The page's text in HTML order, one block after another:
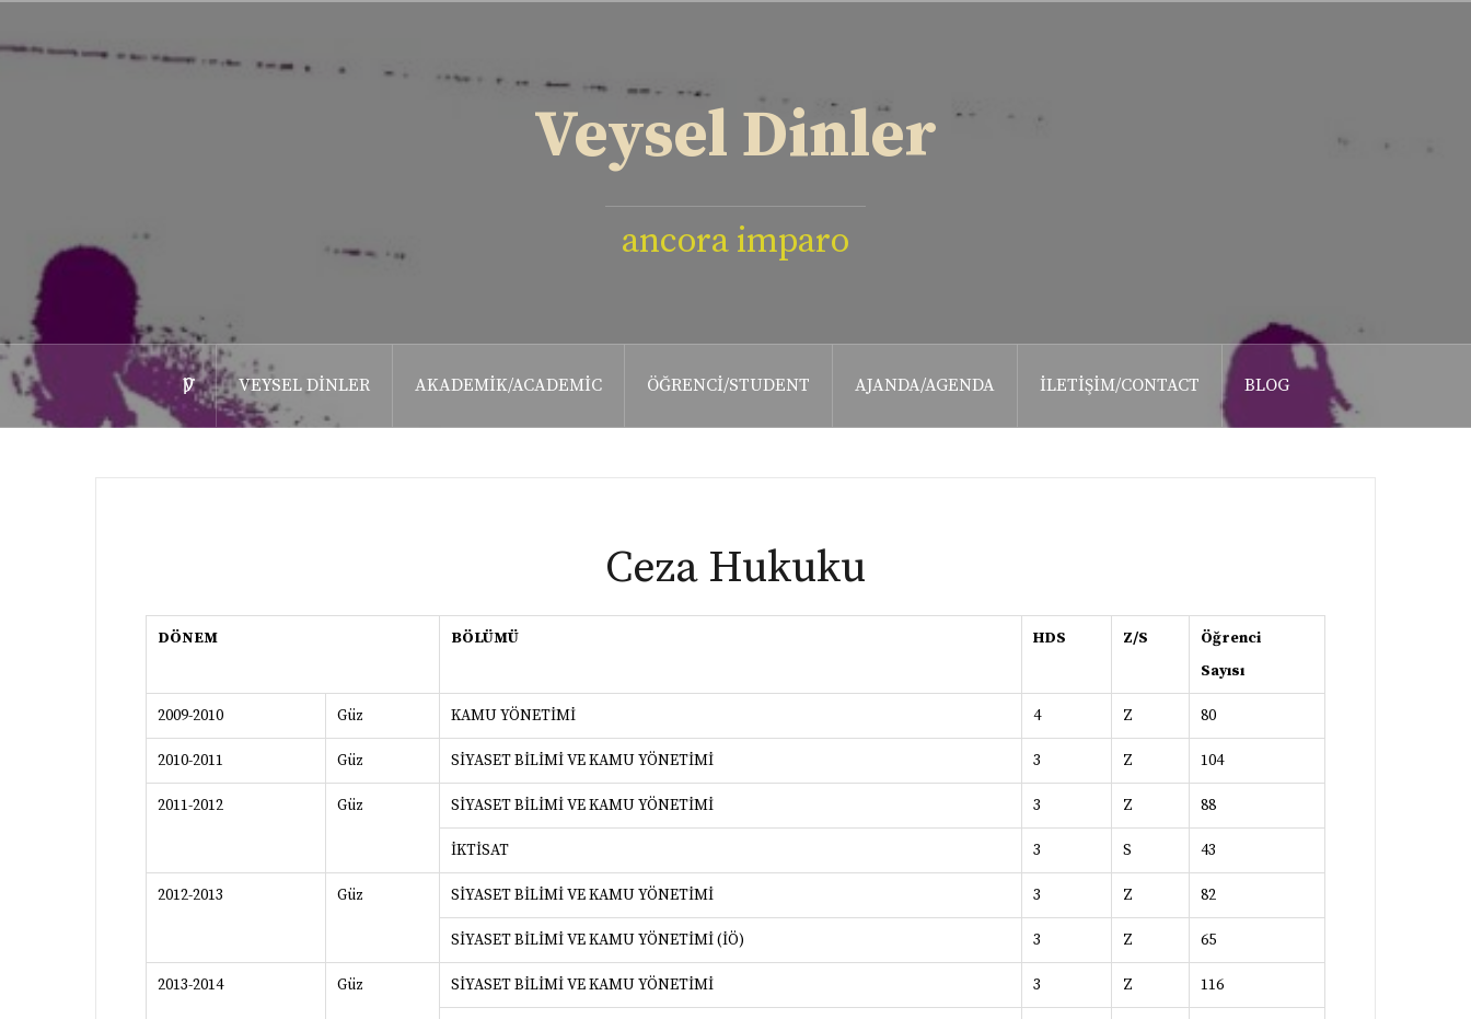
Veysel Dinler
ancora imparo
ѴǷ VEYSEL DINLER AKADEMIK/ACADEMIC ÖĞRENCI/STUDENT AJANDA/AGENDA İLETIŞIM/CONTACT BLOG
Ceza Hukuku
DÖNEM BÖLÜMÜ HDS Z/S
Öğrenci
Sayısı
2009-2010 Güz KAMU YÖNETİMİ 4 Z 80
2010-2011 Güz SİYASET BİLİMİ VE KAMU YÖNETİMİ 3 Z 104
2011-2012 Güz SİYASET BİLİMİ VE KAMU YÖNETİMİ 3 Z 88
İKTİSAT 3 S 43
2012-2013 Güz SİYASET BİLİMİ VE KAMU YÖNETİMİ 3 Z 82
SİYASET BİLİMİ VE KAMU YÖNETİMİ (İÖ) 3 Z 65
2013-2014 Güz SİYASET BİLİMİ VE KAMU YÖNETİMİ 3 Z 116